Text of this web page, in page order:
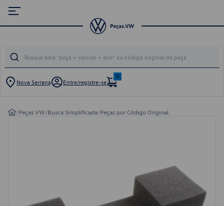
Nova Serrana Entre/registre-se
0
/Peças VW/Busca Simplificada/Peças por Código Original